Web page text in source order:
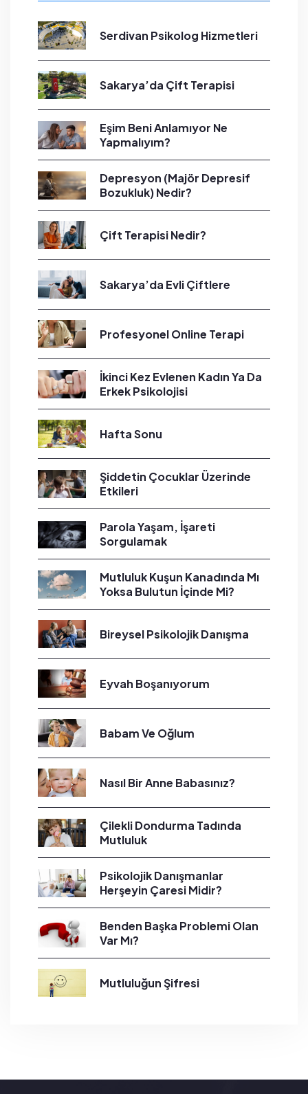
Serdivan Psikolog Hizmetleri
Sakarya’da Çift Terapisi
Eşim Beni Anlamıyor Ne
Yapmalıyım?
Depresyon (Majör Depresif
Bozukluk) Nedir?
Çift Terapisi Nedir?
Sakarya’da Evli Çiftlere
Profesyonel Online Terapi
İkinci Kez Evlenen Kadın Ya Da
Erkek Psikolojisi
Hafta Sonu
Şiddetin Çocuklar Üzerinde
Etkileri
Parola Yaşam, İşareti
Sorgulamak
Mutluluk Kuşun Kanadında Mı
Yoksa Bulutun İçinde Mi?
Bireysel Psikolojik Danışma
Eyvah Boşanıyorum
Babam Ve Oğlum
Nasıl Bir Anne Babasınız?
Çilekli Dondurma Tadında
Mutluluk
Psikolojik Danışmanlar
Herşeyin Çaresi Midir?
Benden Başka Problemi Olan
Var Mı?
Mutluluğun Şifresi